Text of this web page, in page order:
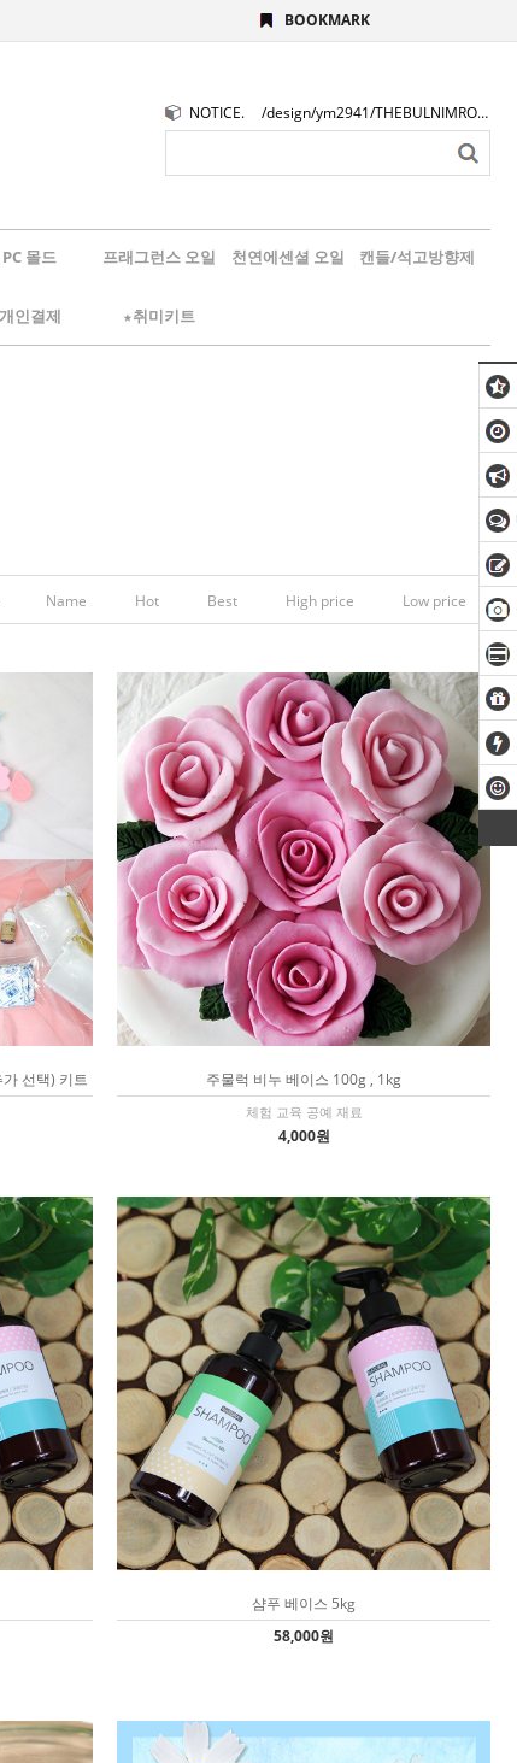
BOOKMARK
NOTICE. /design/ym2941/THEBULNIMROGO.png
PC 몰드 프래그런스 오일 천연에센셜 오일 캔들/석고방향제
개인결제 ★취미키트
Name Hot Best High price Low price
선택) 키트
주물럭 비누 베이스 100g , 1kg
체험 교육 공예 재료
4,000원
샴푸 베이스 5kg
58,000원